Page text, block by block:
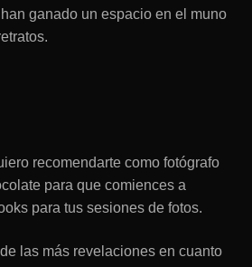
ganado un espacio en el muno
recomendarte como fotógrafo
para que comiences a
para tus sesiones de fotos.
las más revelaciones en cuanto